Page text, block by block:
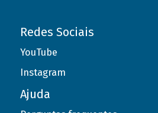
Redes Sociais
YouTube
Instagram
Ajuda